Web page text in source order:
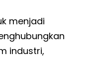
menjadi
industri,